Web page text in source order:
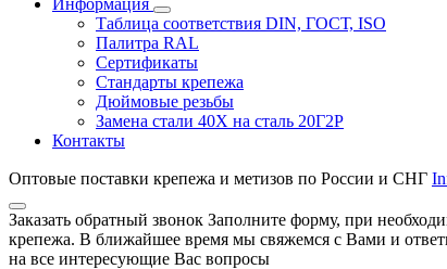
Таблица соответствия DIN, ГОСТ, ISO
Палитра RAL
Сертификаты
Стандарты крепежа
Дюймовые резьбы
Замена стали 40Х на сталь 20Г2Р
Контакты
Оптовые поставки крепежа и метизов по России и СНГ
Заказать обратный звонок Заполните форму, при
крепежа. В ближайшее время мы свяжемся с Вами и
на все интересующие Вас вопросы